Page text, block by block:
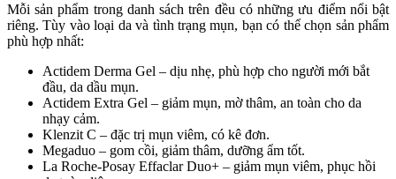
Mỗi sản phẩm trong danh sách trên đều có những ưu điểm nổi bật
riêng. Tùy vào loại da và tình trạng mụn, bạn có thể chọn sản phẩm
phù hợp nhất:
Actidem Derma Gel – dịu nhẹ, phù hợp cho người mới bắt
đầu, da dầu mụn.
Actidem Extra Gel – giảm mụn, mờ thâm, an toàn cho da
nhạy cảm.
Klenzit C – đặc trị mụn viêm, có kê đơn.
Megaduo – gom cồi, giảm thâm, dưỡng ẩm tốt.
La Roche-Posay Effaclar Duo+ – giảm mụn viêm, phục hồi